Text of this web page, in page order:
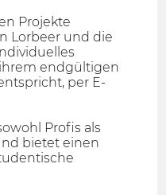
Projekte
Lorbeer und die
endgültigen
per E-
Profis als
bietet einen